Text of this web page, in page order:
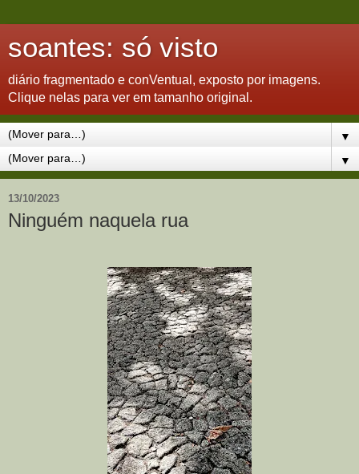
soantes: só visto
diário fragmentado e conVentual, exposto por imagens.
Clique nelas para ver em tamanho original.
▼
▼
13/10/2023
Ninguém naquela rua